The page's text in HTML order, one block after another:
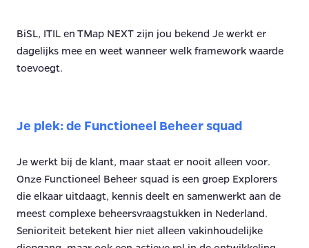
BiSL, ITIL en TMap NEXT zijn jou bekend Je werkt er
dagelijks mee en weet wanneer welk framework waarde
toevoegt.
Je plek: de Functioneel Beheer squad
Je werkt bij de klant, maar staat er nooit alleen voor.
Onze Functioneel Beheer squad is een groep Explorers
die elkaar uitdaagt, kennis deelt en samenwerkt aan de
meest complexe beheersvraagstukken in Nederland.
Senioriteit betekent hier niet alleen vakinhoudelijke